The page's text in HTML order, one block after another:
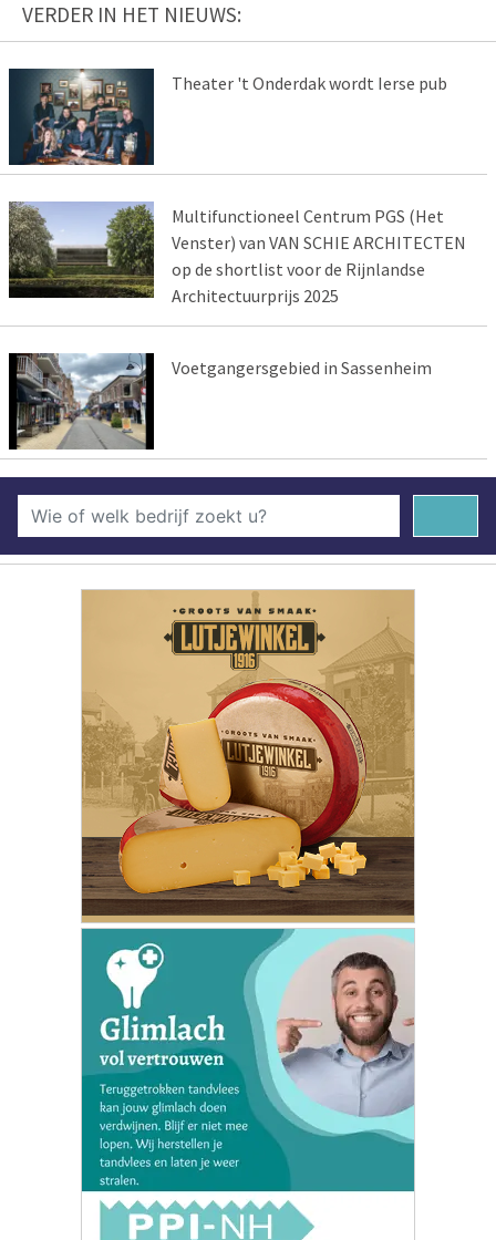
VERDER IN HET NIEUWS:
Theater 't Onderdak wordt Ierse pub
Multifunctioneel Centrum PGS (Het
Venster) van VAN SCHIE ARCHITECTEN
op de shortlist voor de Rijnlandse
Architectuurprijs 2025
Voetgangersgebied in Sassenheim